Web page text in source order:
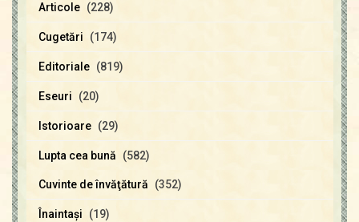
Articole (228)
Cugetări (174)
Editoriale (819)
Eseuri (20)
Istorioare (29)
Lupta cea bună (582)
Cuvinte de învăţătură (352)
Înaintaşi (19)